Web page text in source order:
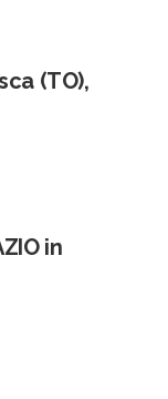
(TO),
in